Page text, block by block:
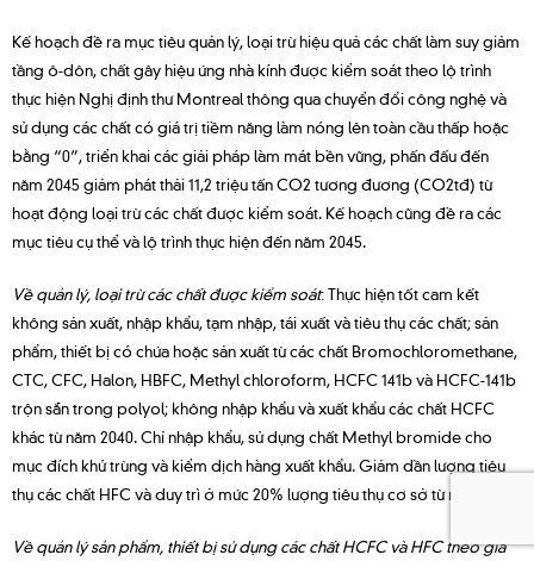
Kế hoạch đề ra mục tiêu quản lý, loại trừ hiệu quả các chất làm suy giảm
tầng ô-dôn, chất gây hiệu ứng nhà kính được kiểm soát theo lộ trình
thực hiện Nghị định thư Montreal thông qua chuyển đổi công nghệ và
sử dụng các chất có giá trị tiềm năng làm nóng lên toàn cầu thấp hoặc
bằng “0”, triển khai các giải pháp làm mát bền vững, phấn đấu đến
năm 2045 giảm phát thải 11,2 triệu tấn CO2 tương đương (CO2tđ) từ
hoạt động loại trừ các chất được kiểm soát. Kế hoạch cũng đề ra các
mục tiêu cụ thể và lộ trình thực hiện đến năm 2045.
Về quản lý, loại trừ các chất được kiểm soát: Thực hiện tốt cam kết
không sản xuất, nhập khẩu, tạm nhập, tái xuất và tiêu thụ các chất; sản
phẩm, thiết bị có chứa hoặc sản xuất từ các chất Bromochloromethane,
CTC, CFC, Halon, HBFC, Methyl chloroform, HCFC 141b và HCFC-141b
trộn sẵn trong polyol; không nhập khẩu và xuất khẩu các chất HCFC
khác từ năm 2040. Chỉ nhập khẩu, sử dụng chất Methyl bromide cho
mục đích khử trùng và kiểm dịch hàng xuất khẩu. Giảm dần lượng tiêu
thụ các chất HFC và duy trì ở mức 20% lượng tiêu thụ cơ sở từ năm 2045.
Về quản lý sản phẩm, thiết bị sử dụng các chất HCFC và HFC theo giá